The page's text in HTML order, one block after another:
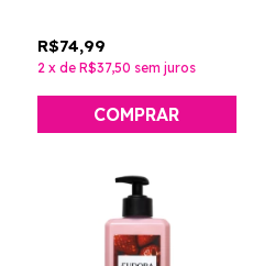
R$74,99
2 x de R$37,50 sem juros